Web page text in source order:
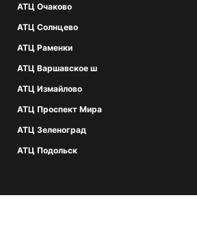
АТЦ Очаково
АТЦ Солнцево
АТЦ Раменки
АТЦ Варшавское ш
АТЦ Измайлово
АТЦ Проспект Мира
АТЦ Зеленоград
АТЦ Подольск